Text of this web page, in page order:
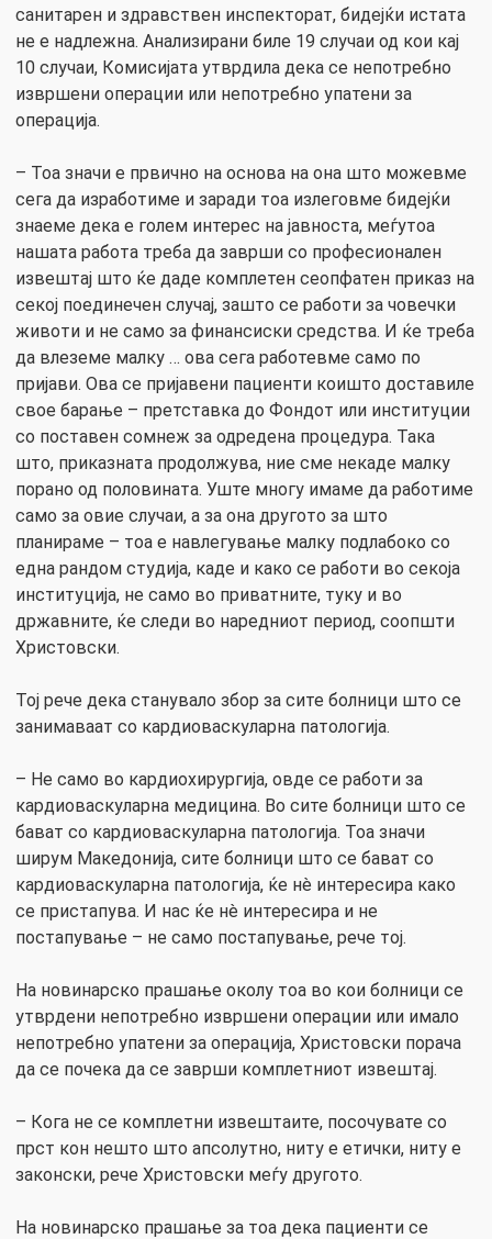
санитарен и здравствен инспекторат, бидејќи истата
не е надлежна. Анализирани биле 19 случаи од кои кај
10 случаи, Комисијата утврдила дека се непотребно
извршени операции или непотребно упатени за
операција.
– Тоа значи е првично на основа на она што можевме
сега да изработиме и заради тоа излеговме бидејќи
знаеме дека е голем интерес на јавноста, меѓутоа
нашата работа треба да заврши со професионален
извештај што ќе даде комплетен сеопфатен приказ на
секој поединечен случај, зашто се работи за човечки
животи и не само за финансиски средства. И ќе треба
да влеземе малку … ова сега работевме само по
пријави. Ова се пријавени пациенти коишто доставиле
свое барање – претставка до Фондот или институции
со поставен сомнеж за одредена процедура. Така
што, приказната продолжува, ние сме некаде малку
порано од половината. Уште многу имаме да работиме
само за овие случаи, а за она другото за што
планираме – тоа е навлегување малку подлабоко со
една рандом студија, каде и како се работи во секоја
институција, не само во приватните, туку и во
државните, ќе следи во наредниот период, соопшти
Христовски.
Тој рече дека станувало збор за сите болници што се
занимаваат со кардиоваскуларна патологија.
– Не само во кардиохирургија, овде се работи за
кардиоваскуларна медицина. Во сите болници што се
бават со кардиоваскуларна патологија. Тоа значи
ширум Македонија, сите болници што се бават со
кардиоваскуларна патологија, ќе нè интересира како
се пристапува. И нас ќе нè интересира и не
постапување – не само постапување, рече тој.
На новинарско прашање околу тоа во кои болници се
утврдени непотребно извршени операции или имало
непотребно упатени за операција, Христовски порача
да се почека да се заврши комплетниот извештај.
– Кога не се комплетни извештаите, посочувате со
прст кон нешто што апсолутно, ниту е етички, ниту е
законски, рече Христовски меѓу другото.
На новинарско прашање за тоа дека пациенти се